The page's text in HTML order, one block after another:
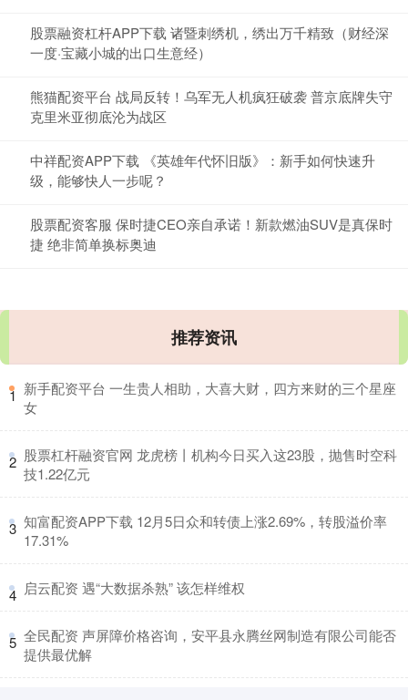
股票融资杠杆APP下载 诸暨刺绣机，绣出万千精致（财经深
一度·宝藏小城的出口生意经）
熊猫配资平台 战局反转！乌军无人机疯狂破袭 普京底牌失守
克里米亚彻底沦为战区
中祥配资APP下载 《英雄年代怀旧版》：新手如何快速升
级，能够快人一步呢？
股票配资客服 保时捷CEO亲自承诺！新款燃油SUV是真保时
捷 绝非简单换标奥迪
推荐资讯
1 ​新手配资平台 一生贵人相助，大喜大财，四方来财的三个星座
女
2 ​股票杠杆融资官网 龙虎榜丨机构今日买入这23股，抛售时空科
技1.22亿元
3 ​知富配资APP下载 12月5日众和转债上涨2.69%，转股溢价率
17.31%
4 ​启云配资 遇“大数据杀熟” 该怎样维权
5 ​全民配资 声屏障价格咨询，安平县永腾丝网制造有限公司能否
提供最优解